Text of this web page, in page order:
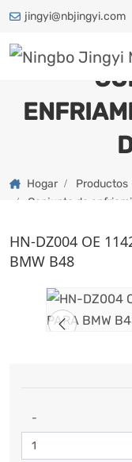
jingyi@nbjingyi.com
Hogar Productos
Conjunto de
HN-DZ004 OE
BMW B48
-